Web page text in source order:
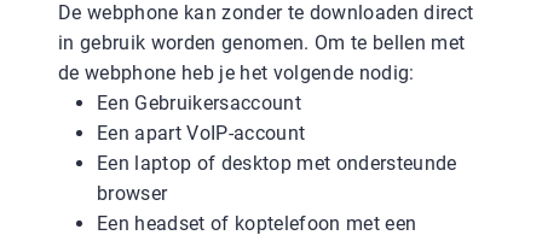
De webphone kan zonder te downloaden direct
in gebruik worden genomen. Om te bellen met
de webphone heb je het volgende nodig:
Een Gebruikersaccount
Een apart VoIP-account
Een laptop of desktop met ondersteunde
browser
Een headset of koptelefoon met een